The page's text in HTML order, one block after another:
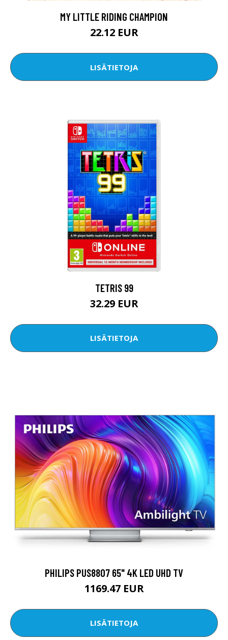
MY LITTLE RIDING CHAMPION
22.12 EUR
LISÄTIETOJA
TETRIS 99
32.29 EUR
LISÄTIETOJA
PHILIPS PUS8807 65" 4K LED UHD TV
1169.47 EUR
LISÄTIETOJA